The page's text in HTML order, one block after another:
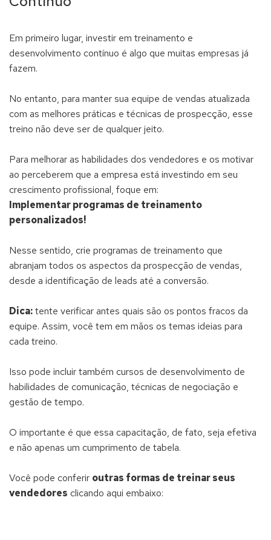
Em primeiro lugar, investir em treinamento e
desenvolvimento contínuo é algo que muitas empresas já
fazem.
No entanto, para manter sua equipe de vendas atualizada
com as melhores práticas e técnicas de prospecção, esse
treino não deve ser de qualquer jeito.
Para melhorar as habilidades dos vendedores e os motivar
ao perceberem que a empresa está investindo em seu
crescimento profissional, foque em:
Implementar programas de treinamento
personalizados!
Nesse sentido, crie programas de treinamento que
abranjam todos os aspectos da prospecção de vendas,
desde a identificação de leads até a conversão.
Dica:tente verificar antes quais são os pontos fracos da
equipe. Assim, você tem em mãos os temas ideias para
cada treino.
Isso pode incluir também cursos de desenvolvimento de
habilidades de comunicação, técnicas de negociação e
gestão de tempo.
O importante é que essa capacitação, de fato, seja efetiva
e não apenas um cumprimento de tabela.
Você pode conferir outras formas de treinar seus
vendedores clicando aqui embaixo: